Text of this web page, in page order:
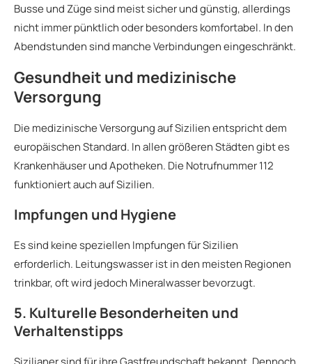
Busse und Züge sind meist sicher und günstig, allerdings
nicht immer pünktlich oder besonders komfortabel. In den
Abendstunden sind manche Verbindungen eingeschränkt.
Gesundheit und medizinische
Versorgung
Die medizinische Versorgung auf Sizilien entspricht dem
europäischen Standard. In allen größeren Städten gibt es
Krankenhäuser und Apotheken. Die Notrufnummer 112
funktioniert auch auf Sizilien.
Impfungen und Hygiene
Es sind keine speziellen Impfungen für Sizilien
erforderlich. Leitungswasser ist in den meisten Regionen
trinkbar, oft wird jedoch Mineralwasser bevorzugt.
5. Kulturelle Besonderheiten und
Verhaltenstipps